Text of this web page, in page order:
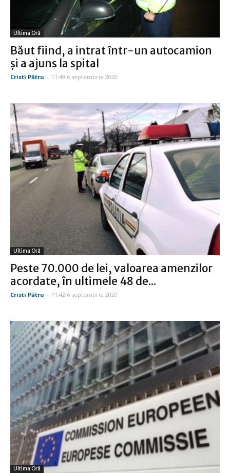
Ultima Oră
Băut fiind, a intrat într-un autocamion
şi a ajuns la spital
Cristi Pătru - 11:49 6 septembrie 2020
Ultima Oră
Peste 70.000 de lei, valoarea amenzilor
acordate, în ultimele 48 de...
Cristi Pătru - 11:42 6 septembrie 2020
Ultima Oră